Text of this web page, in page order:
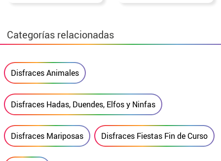
Categorías relacionadas
Disfraces Animales
Disfraces Hadas, Duendes, Elfos y Ninfas
Disfraces Mariposas Disfraces Fiestas Fin de Curso